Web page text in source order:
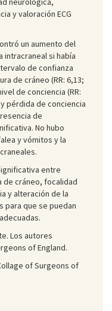
y valoración ECG
un aumento del
intracraneal si había
de confianza
de cráneo (RR: 6,13;
de conciencia (RR:
pérdida de conciencia
de
No hubo
y vómitos y la
entre
de cráneo, focalidad
y alteración de la
para que se puedan
Los autores
of England.
of Surgeons of